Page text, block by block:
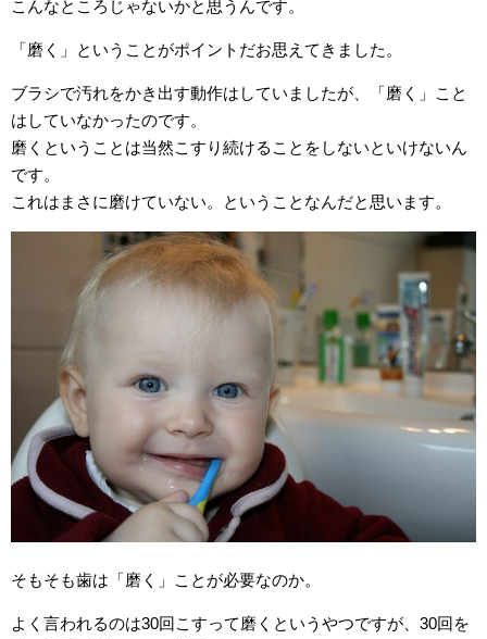
こんなところじゃないかと思うんです。
「磨く」ということがポイントだお思えてきました。
ブラシで汚れをかき出す動作はしていましたが、「磨く」こと
はしていなかったのです。
磨くということは当然こすり続けることをしないといけないん
です。
これはまさに磨けていない。ということなんだと思います。
そもそも歯は「磨く」ことが必要なのか。
よく言われるのは30回こすって磨くというやつですが、30回を